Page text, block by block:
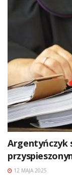
Argentyńczyk
12 MAJA 2025